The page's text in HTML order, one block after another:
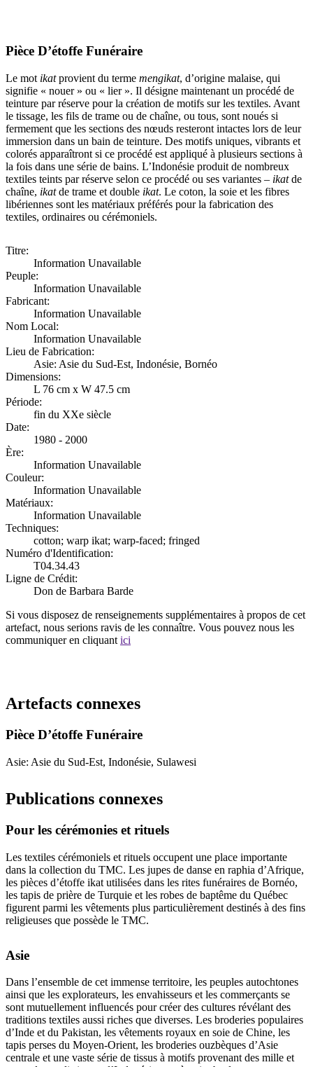
Pièce D’étoffe Funéraire
Le mot ikatprovient du terme mengikat, d’origine malaise, qui
signifie « nouer » ou « lier ». Il désigne maintenant un procédé de
teinture par réserve pour la création de motifs sur les textiles. Avant
le tissage, les fils de trame ou de chaîne, ou tous, sont noués si
fermement que les sections des nœuds resteront intactes lors de leur
immersion dans un bain de teinture. Des motifs uniques, vibrants et
colorés apparaîtront si ce procédé est appliqué à plusieurs sections à
la fois dans une série de bains. L’Indonésie produit de nombreux
textiles teints par réserve selon ce procédé ou ses variantes – ikatde
chaîne, ikatde trame et double ikat. Le coton, la soie et les fibres
libériennes sont les matériaux préférés pour la fabrication des
textiles, ordinaires ou cérémoniels.
Titre:
Information Unavailable
Peuple:
Information Unavailable
Fabricant:
Information Unavailable
Nom Local:
Information Unavailable
Lieu de Fabrication:
Asie: Asie du Sud-Est, Indonésie, Bornéo
Dimensions:
L 76 cm x W 47.5 cm
Période:
fin du XXe siècle
Date:
1980 - 2000
Ère:
Information Unavailable
Couleur:
Information Unavailable
Matériaux:
Information Unavailable
Techniques:
cotton; warp ikat; warp-faced; fringed
Numéro d'Identification:
T04.34.43
Ligne de Crédit:
Don de Barbara Barde
Si vous disposez de renseignements supplémentaires à propos de cet
artefact, nous serions ravis de les connaître. Vous pouvez nous les
communiquer en cliquant ici
Artefacts connexes
Pièce D’étoffe Funéraire
Asie: Asie du Sud-Est, Indonésie, Sulawesi
Publications connexes
Pour les cérémonies et rituels
Les textiles cérémoniels et rituels occupent une place importante
dans la collection du TMC. Les jupes de danse en raphia d’Afrique,
les pièces d’étoffe ikat utilisées dans les rites funéraires de Bornéo,
les tapis de prière de Turquie et les robes de baptême du Québec
figurent parmi les vêtements plus particulièrement destinés à des fins
religieuses que possède le TMC.
Asie
Dans l’ensemble de cet immense territoire, les peuples autochtones
ainsi que les explorateurs, les envahisseurs et les commerçants se
sont mutuellement influencés pour créer des cultures révélant des
traditions textiles aussi riches que diverses. Les broderies populaires
d’Inde et du Pakistan, les vêtements royaux en soie de Chine, les
tapis perses du Moyen-Orient, les broderies ouzbèques d’Asie
centrale et une vaste série de tissus à motifs provenant des mille et